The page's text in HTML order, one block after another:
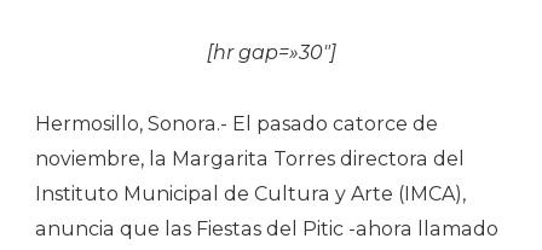
[hr gap=»30″]
Hermosillo, Sonora.- El pasado catorce de
noviembre, la Margarita Torres directora del
Instituto Municipal de Cultura y Arte (IMCA),
anuncia que las Fiestas del Pitic -ahora llamado